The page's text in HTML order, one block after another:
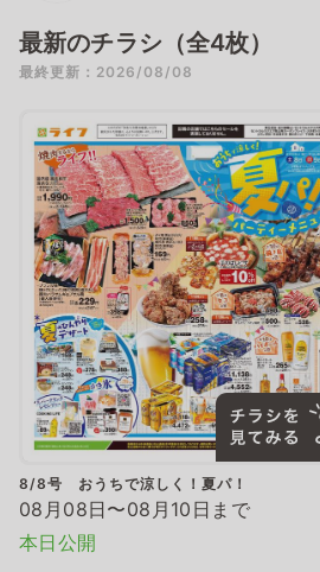
最新のチラシ（全4枚）
最終更新：2026/08/08
8/8号 おうちで涼しく！夏パ！
08月08日〜08月10日まで
本日公開